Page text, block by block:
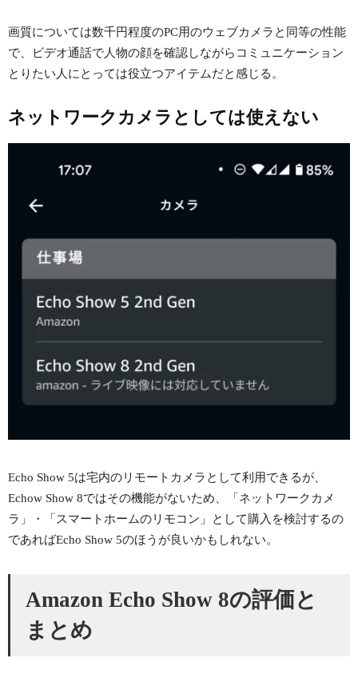
画質については数千円程度のPC用のウェブカメラと同等の性能
で、ビデオ通話で人物の顔を確認しながらコミュニケーション
とりたい人にとっては役立つアイテムだと感じる。
ネットワークカメラとしては使えない
Echo Show 5は宅内のリモートカメラとして利用できるが、
Echow Show 8ではその機能がないため、「ネットワークカメ
ラ」・「スマートホームのリモコン」として購入を検討するの
であればEcho Show 5のほうが良いかもしれない。
Amazon Echo Show 8の評価と
まとめ